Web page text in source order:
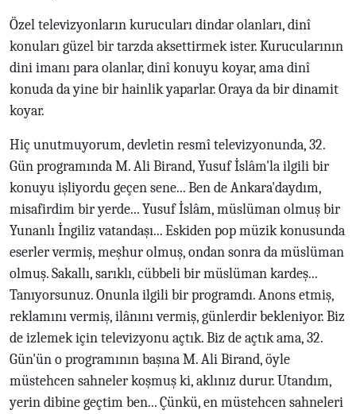
Özel televizyonların kurucuları dindar olanları, dinî
konuları güzel bir tarzda aksettirmek ister. Kurucularının
dini imanı para olanlar, dinî konuyu koyar, ama dinî
konuda da yine bir hainlik yaparlar. Oraya da bir dinamit
koyar.
Hiç unutmuyorum, devletin resmî televizyonunda, 32.
Gün programında M. Ali Birand, Yusuf İslâm'la ilgili bir
konuyu işliyordu geçen sene... Ben de Ankara'daydım,
misafirdim bir yerde... Yusuf İslâm, müslüman olmuş bir
Yunanlı İngiliz vatandaşı... Eskiden pop müzik konusunda
eserler vermiş, meşhur olmuş, ondan sonra da müslüman
olmuş. Sakallı, sarıklı, cübbeli bir müslüman kardeş...
Tanıyorsunuz. Onunla ilgili bir programdı. Anons etmiş,
reklamını vermiş, ilânını vermiş, günlerdir bekleniyor. Biz
de izlemek için televizyonu açtık. Biz de açtık ama, 32.
Gün'ün o programının başına M. Ali Birand, öyle
müstehcen sahneler koşmuş ki, aklınız durur. Utandım,
yerin dibine geçtim ben... Çünkü, en müstehcen sahneleri